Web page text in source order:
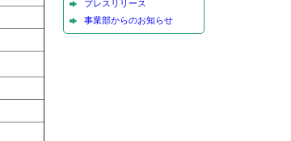
プレスリリース
事業部からのお知らせ